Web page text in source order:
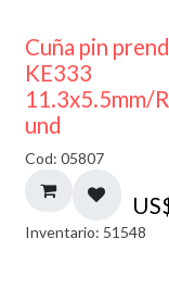
Cuña pin
KE333
11.3x5.5mm/
und
Cod: 05807
Inventario: 51548